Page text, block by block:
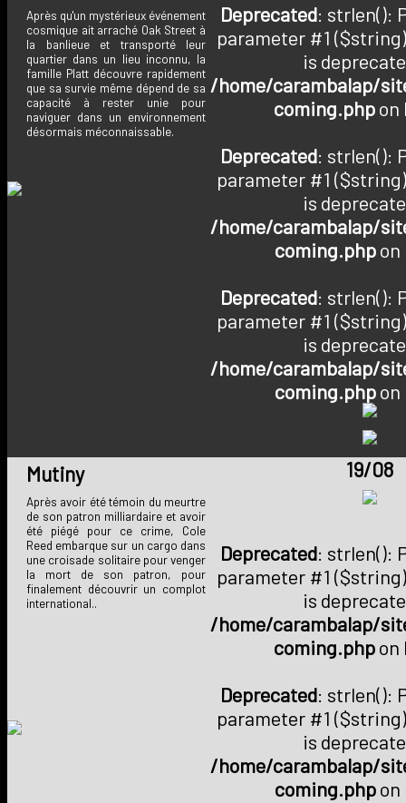
Après qu'un mystérieux événement
cosmique ait arraché Oak Street à
la banlieue et transporté leur
quartier dans un lieu inconnu, la
famille Platt découvre rapidement
que sa survie même dépend de sa
capacité à rester unie pour
naviguer dans un environnement
désormais méconnaissable.
Deprecated: strlen():
parameter #1
is
/home/carambalap/
coming.phpon
Deprecated: strlen():
parameter #1
is
/home/carambalap/
coming.phpon
Deprecated: strlen():
parameter #1
is
/home/carambalap/
coming.php
Mutiny
Après avoir été témoin du meurtre
de son patron milliardaire et avoir
été piégé pour ce crime, Cole
Reed embarque sur un cargo dans
une croisade solitaire pour venger
la mort de son patron, pour
finalement découvrir un complot
international..
19/08
Deprecated: strlen():
parameter #1
is
/home/carambalap/
coming.phpon
Deprecated: strlen():
parameter #1
is
/home/carambalap/
coming.phpon